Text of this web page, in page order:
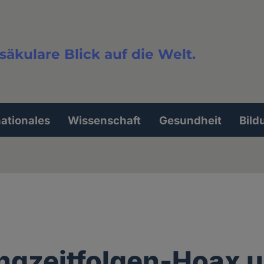
Blick auf die Welt.
Wissenschaft Gesundheit